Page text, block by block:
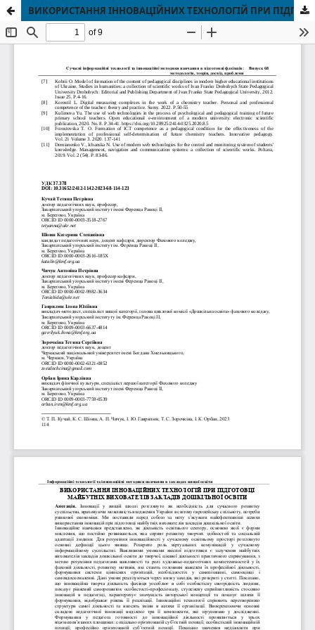
ВИКОРИСТАННЯ ІННОВАЦІЙНИХ ТЕХНОЛОГІЙ ПРИ ПІДГОТОВЦІ МАЙБУТНІХ ВИХОВАТЕЛІВ ЗАКЛАДІВ ДОШКІЛЬНОЇ ОСВІТИ